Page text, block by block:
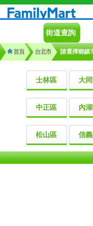
街道查詢
首頁 台北市 請選擇鄉鎮
士林區 大
中正區 內
松山區 信